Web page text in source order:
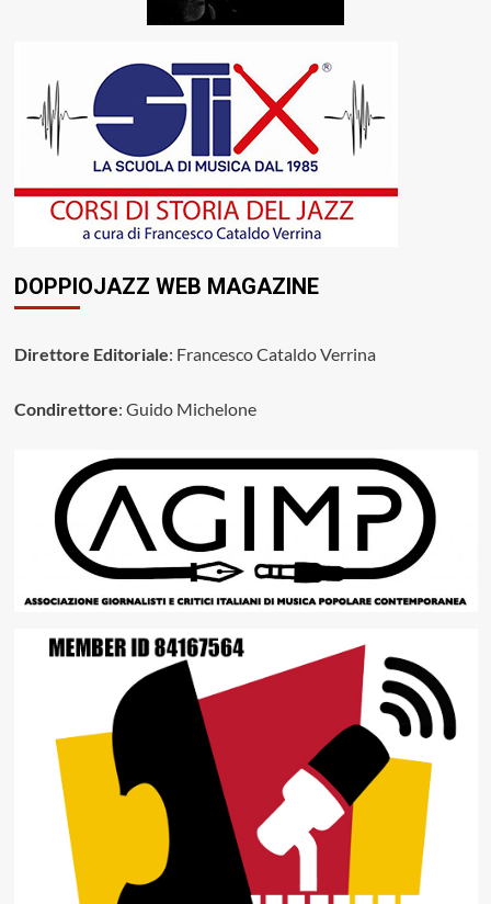
DOPPIOJAZZ WEB MAGAZINE
Direttore Editoriale: Francesco Cataldo Verrina
Condirettore: Guido Michelone